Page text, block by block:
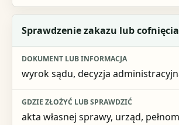
Sprawdzenie zakazu lub cofnięcia
wyrok sądu, decyzja
akta własnej sprawy, urząd,